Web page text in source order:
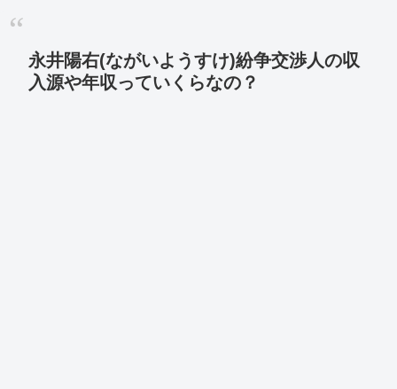
永井陽右(ながいようすけ)紛争交渉人の収
入源や年収っていくらなの？